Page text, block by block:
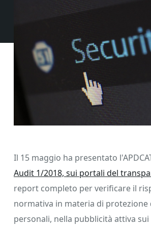
Il 15 maggio ha presentato
Audit 1/2018, sui portali del
report completo per verificare il
normativa in materia di protezione
personali, nella pubblicità attiva